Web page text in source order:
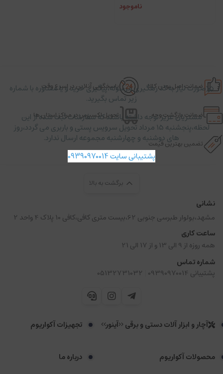
ناموجود
ضمانت اصل بودن کالا پاسخگویی آنلاین در اسرع وقت
ضمانت بازگشت وجه تحویل اکسپرس در مراکز استان ها
تضمین بهترین قیمت
برگشت به بالا
نشانی
مشهد،بولوار طبرسی جنوبی 62،بیست متری کافی،کافی 10 پلاک 4 واحد 2
ساعت کاری
همه روزه از 9 الی 13 و از 17 الی 21
شماره تماس
پشتیبانی 09390970014
05132731032
آچار و ابزار آلات دستی و برقی <<آینور>> تجهیزات آکواریوم
محصولات آکواریوم درباره ما
در صورت نیاز به کد رهگیری مرسوله،پیگیری خرید و یا مشاوره با شماره
زیر تماس بگیرید.
مشتریان عزیز توجه داشته باشند که سفارشات ثبت شده از این
لحظه،پنجشنبه ۱۵ مرداد تحویل سرویس پستی و باربری می گردد،روز
های دوشنبه و چهارشنبه مجموعه ارسال ندارد.
پشتیبانی سایت 09390970014